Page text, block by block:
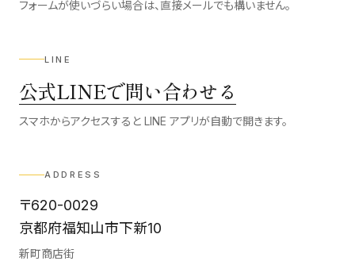
フォームが使いづらい場合は、直接メールでも構いません。
LINE
公式LINEで問い合わせる
スマホからアクセスすると LINE アプリが自動で開きます。
ADDRESS
〒620-0029
京都府福知山市下新10
新町商店街